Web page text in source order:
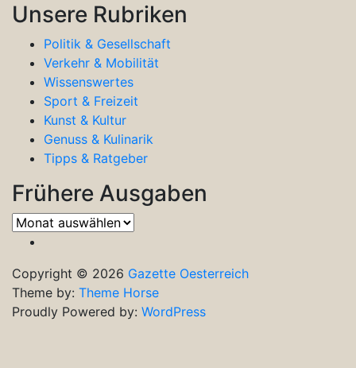
Unsere Rubriken
Politik & Gesellschaft
Verkehr & Mobilität
Wissenswertes
Sport & Freizeit
Kunst & Kultur
Genuss & Kulinarik
Tipps & Ratgeber
Frühere Ausgaben
Frühere
Ausgaben
Copyright © 2026 Gazette Oesterreich
Theme by: Theme Horse
Proudly Powered by: WordPress